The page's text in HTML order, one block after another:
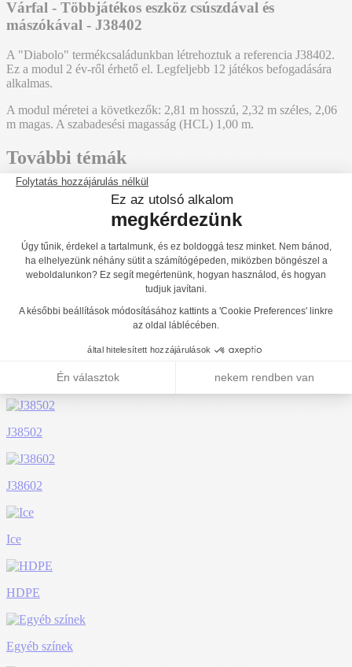
Várfal - Többjátékos eszköz csúszdával és
mászókával - J38402
A "Diabolo" termékcsaládunkban létrehoztuk a referencia J38402.
Ez a modul 2 év-ről érhető el. Legfeljebb 12 játékos befogadására
alkalmas.
A modul méretei a következők: 2,81 m hosszú, 2,32 m széles, 2,06
m magas. A szabadesési magasság (HCL) 1,00 m.
További témák
J3850-C
J38502
J38602
Ice
HDPE
Egyéb színek